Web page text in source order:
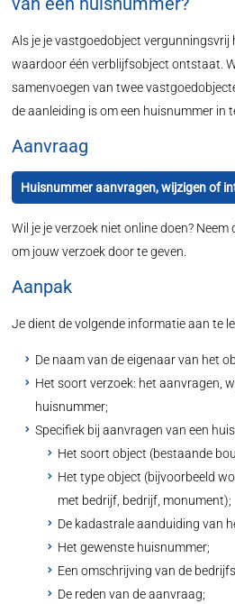
Als je je vastgoedobject vergunningsvrij
waardoor één verblijfsobject ontstaat.
samenvoegen van twee
de aanleiding is om een huisnummer in
Aanvraag
Huisnummer aanvragen, wijzigen of
Wil je je verzoek niet online doen?
om jouw verzoek door te geven.
Aanpak
Je dient de volgende informatie aan te
De naam van de eigenaar van het
Het soort verzoek: het aanvragen,
huisnummer;
Specifiek bij aanvragen van een
Het soort object (bestaande
Het type object (bijvoorbeeld
met bedrijf, bedrijf, monument);
De kadastrale aanduiding van
Het gewenste huisnummer;
Een omschrijving van de
De reden van de aanvraag;